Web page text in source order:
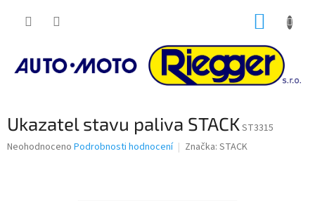
Ukazatel stavu paliva STACKST3315
Průměrné
Neohodnoceno Podrobnosti hodnocení Značka: STACK